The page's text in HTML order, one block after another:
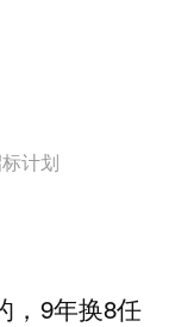
计划
，9年换8任